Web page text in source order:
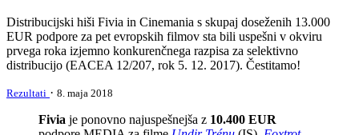
Distribucijski hiši Fivia in Cinemania s skupaj doseženih 13.000
EUR podpore za pet evropskih filmov sta bili uspešni v okviru
prvega roka izjemno konkurenčnega razpisa za selektivno
distribucijo (EACEA 12/207, rok 5. 12. 2017). Čestitamo!
Rezultati · 8. maja 2018
Fivia je ponovno najuspešnejša z 10.400 EUR